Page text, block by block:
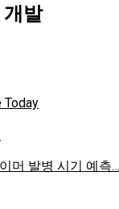
개발
Today